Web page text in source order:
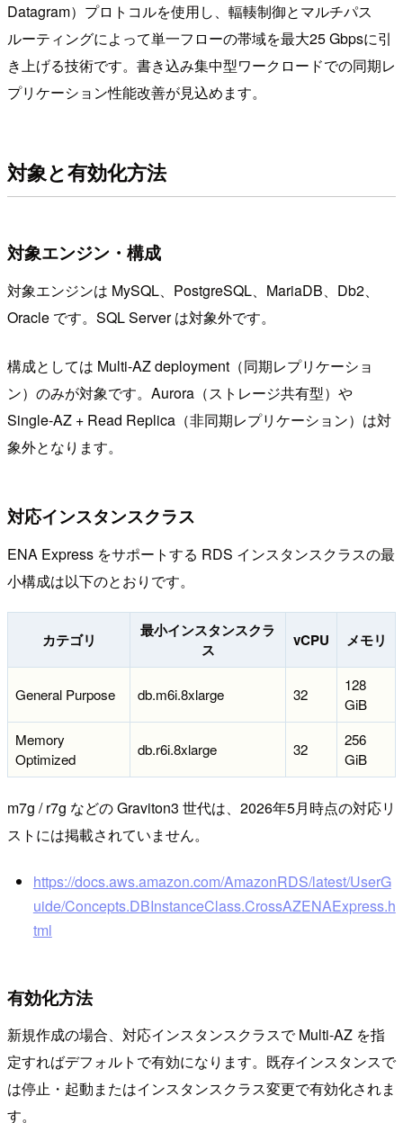
Datagram）プロトコルを使用し、輻輳制御とマルチパス
ルーティングによって単一フローの帯域を最大25 Gbpsに引
き上げる技術です。書き込み集中型ワークロードでの同期レ
プリケーション性能改善が見込めます。
対象と有効化方法
対象エンジン・構成
対象エンジンは MySQL、PostgreSQL、MariaDB、Db2、
Oracle です。SQL Server は対象外です。
構成としては Multi-AZ deployment（同期レプリケーショ
ン）のみが対象です。Aurora（ストレージ共有型）や
Single-AZ + Read Replica（非同期レプリケーション）は対
象外となります。
対応インスタンスクラス
ENA Express をサポートする RDS インスタンスクラスの最
小構成は以下のとおりです。
カテゴリ
最小インスタンスクラ
ス
vCPU メモリ
General Purpose db.m6i.8xlarge 32
128
GiB
Memory
Optimized
db.r6i.8xlarge 32
256
GiB
m7g / r7g などの Graviton3 世代は、2026年5月時点の対応リ
ストには掲載されていません。
https://docs.aws.amazon.com/AmazonRDS/latest/UserG
uide/Concepts.DBInstanceClass.CrossAZENAExpress.h
tml
有効化方法
新規作成の場合、対応インスタンスクラスで Multi-AZ を指
定すればデフォルトで有効になります。既存インスタンスで
は停止・起動またはインスタンスクラス変更で有効化されま
す。